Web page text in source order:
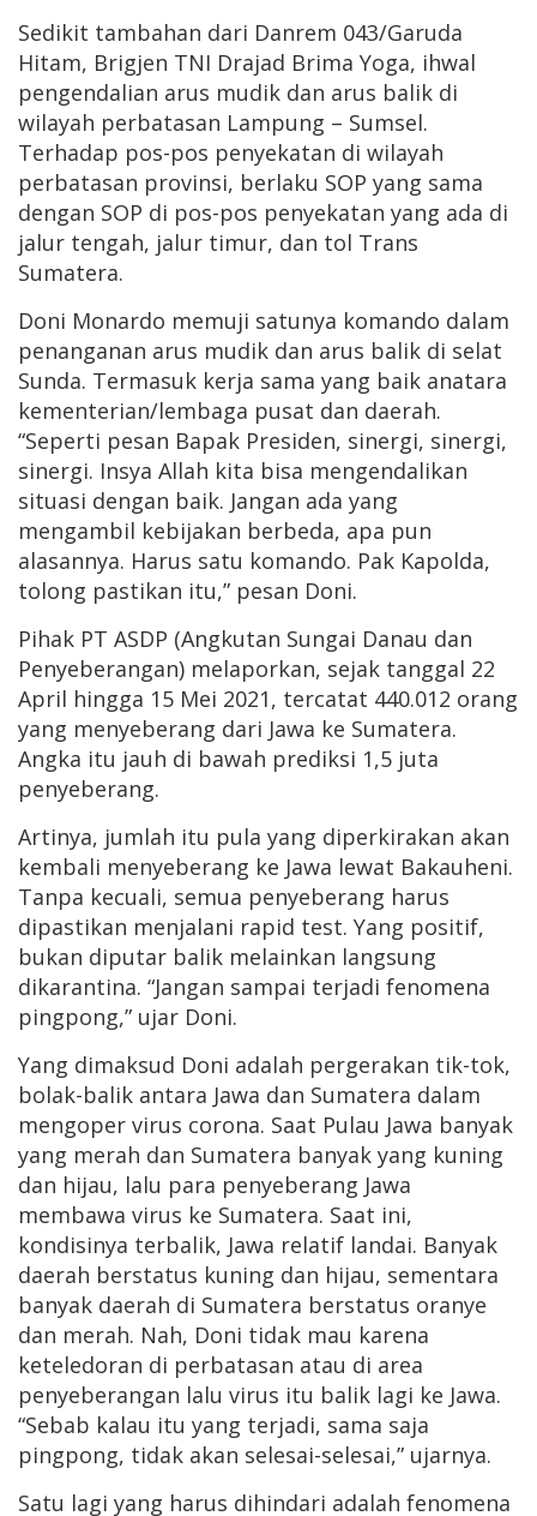
Sedikit tambahan dari Danrem 043/Garuda
Hitam, Brigjen TNI Drajad Brima Yoga, ihwal
pengendalian arus mudik dan arus balik di
wilayah perbatasan Lampung – Sumsel.
Terhadap pos-pos penyekatan di wilayah
perbatasan provinsi, berlaku SOP yang sama
dengan SOP di pos-pos penyekatan yang ada di
jalur tengah, jalur timur, dan tol Trans
Sumatera.
Doni Monardo memuji satunya komando dalam
penanganan arus mudik dan arus balik di selat
Sunda. Termasuk kerja sama yang baik anatara
kementerian/lembaga pusat dan daerah.
“Seperti pesan Bapak Presiden, sinergi, sinergi,
sinergi. Insya Allah kita bisa mengendalikan
situasi dengan baik. Jangan ada yang
mengambil kebijakan berbeda, apa pun
alasannya. Harus satu komando. Pak Kapolda,
tolong pastikan itu,” pesan Doni.
Pihak PT ASDP (Angkutan Sungai Danau dan
Penyeberangan) melaporkan, sejak tanggal 22
April hingga 15 Mei 2021, tercatat 440.012 orang
yang menyeberang dari Jawa ke Sumatera.
Angka itu jauh di bawah prediksi 1,5 juta
penyeberang.
Artinya, jumlah itu pula yang diperkirakan akan
kembali menyeberang ke Jawa lewat Bakauheni.
Tanpa kecuali, semua penyeberang harus
dipastikan menjalani rapid test. Yang positif,
bukan diputar balik melainkan langsung
dikarantina. “Jangan sampai terjadi fenomena
pingpong,” ujar Doni.
Yang dimaksud Doni adalah pergerakan tik-tok,
bolak-balik antara Jawa dan Sumatera dalam
mengoper virus corona. Saat Pulau Jawa banyak
yang merah dan Sumatera banyak yang kuning
dan hijau, lalu para penyeberang Jawa
membawa virus ke Sumatera. Saat ini,
kondisinya terbalik, Jawa relatif landai. Banyak
daerah berstatus kuning dan hijau, sementara
banyak daerah di Sumatera berstatus oranye
dan merah. Nah, Doni tidak mau karena
keteledoran di perbatasan atau di area
penyeberangan lalu virus itu balik lagi ke Jawa.
“Sebab kalau itu yang terjadi, sama saja
pingpong, tidak akan selesai-selesai,” ujarnya.
Satu lagi yang harus dihindari adalah fenomena